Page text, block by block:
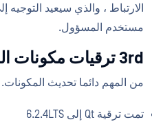
الارتباط ، والذي سيعيد التوجيه
مستخدم المسؤول.
3rd ترقيات مكونات الطرف
من المهم دائما تحديث المكونات.
تمت ترقية Qt إلى 6.2.4LTS